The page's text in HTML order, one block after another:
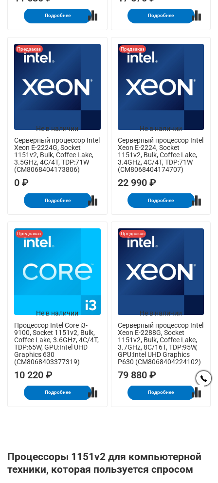
Подробнее Подробнее
Не в наличии
Предзаказ
Серверный процессор Intel
Xeon E-2224G, Socket
1151v2, Bulk, Coffee Lake,
3.5GHz, 4C/4T, TDP:71W
(CM8068404173806)
0 ₽
Подробнее
Не в наличии
Предзаказ
Серверный процессор Intel
Xeon E-2224, Socket
1151v2, Bulk, Coffee Lake,
3.4GHz, 4C/4T, TDP:71W
(CM8068404174707)
22 990 ₽
Подробнее
Не в наличии
Предзаказ
Процессор Intel Core i3-
9100, Socket 1151v2, Bulk,
Coffee Lake, 3.6GHz, 4C/4T,
TDP:65W, GPU:Intel UHD
Graphics 630
(CM8068403377319)
10 220 ₽
Подробнее
Не в наличии
Предзаказ
Серверный процессор Intel
Xeon E-2288G, Socket
1151v2, Bulk, Coffee Lake,
3.7GHz, 8C/16T, TDP:95W,
GPU:Intel UHD Graphics
P630 (CM8068404224102)
79 880 ₽
Подробнее
Процессоры 1151v2 для компьютерной
техники, которая пользуется спросом